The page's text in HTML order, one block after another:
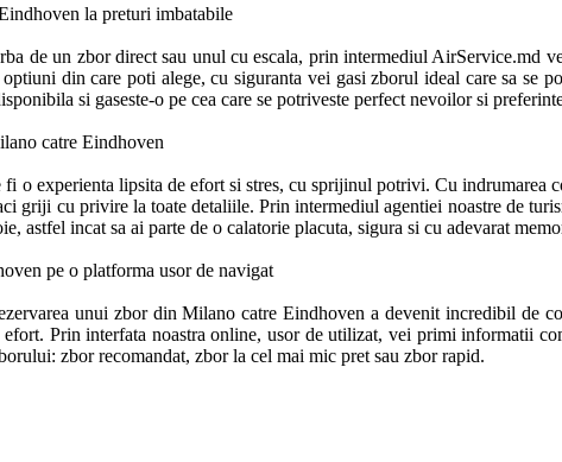
la preturi imbatabile
de un zbor direct sau unul cu escala, prin intermediul AirService.md
din care poti alege, cu siguranta vei gasi zborul ideal care sa se
si gaseste-o pe cea care se potriveste perfect nevoilor si
catre Eindhoven
o experienta lipsita de efort si stres, cu sprijinul potrivi. Cu indrumarea
griji cu privire la toate detaliile. Prin intermediul agentiei noastre de
astfel incat sa ai parte de o calatorie placuta, sigura si cu adevarat
pe o platforma usor de navigat
unui zbor din Milano catre Eindhoven a devenit incredibil de
Prin interfata noastra online, usor de utilizat, vei primi informatii
zbor recomandat, zbor la cel mai mic pret sau zbor rapid.